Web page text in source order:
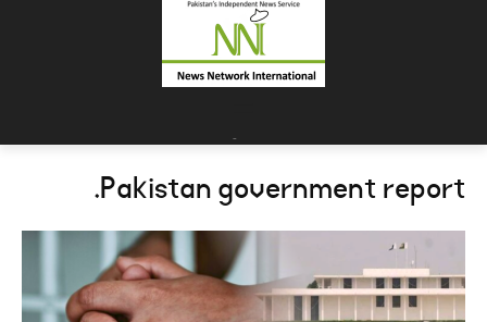
-
.Pakistan government report